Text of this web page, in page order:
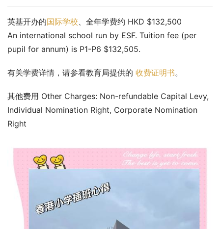
英基开办的国际学校、全年学费约 HKD $132,500
An international school run by ESF. Tuition fee (per
pupil for annum) is P1-P6 $132,505.
有关学费详情，请参看教育局提供的 收费证明书。
其他费用 Other Charges: Non-refundable Capital Levy,
Individual Nomination Right, Corporate Nomination
Right